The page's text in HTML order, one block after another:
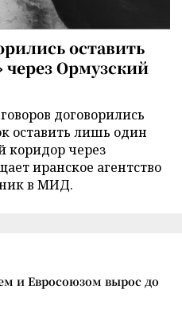
оставить
Ормузский
договорились
оставить лишь один
коридор через
иранское агентство
в МИД.
и Евросоюзом вырос до